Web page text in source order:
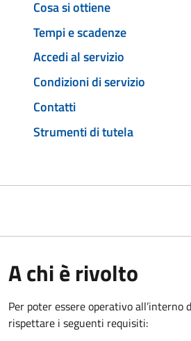
Cosa si ottiene
Tempi e scadenze
Accedi al servizio
Condizioni di servizio
Contatti
Strumenti di tutela
A chi è rivolto
Per poter essere operativo all’interno
rispettare i seguenti requisiti: